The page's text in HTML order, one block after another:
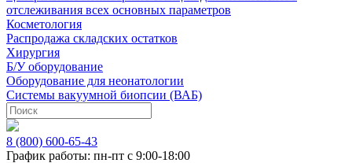
отслеживания всех основных параметров
Косметология
Распродажа складских остатков
Хирургия
Б/У оборудование
Оборудование для неонатологии
Системы вакуумной биопсии (ВАБ)
8 (800) 600-65-43
График работы: пн-пт с 9:00-18:00